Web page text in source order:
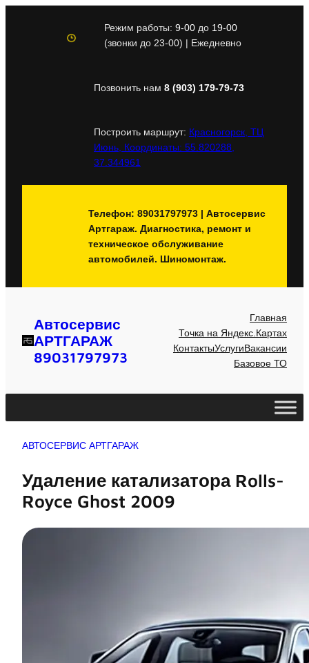
содержимому
Режим работы: 9-00до 19-00
(звонки до 23-00) | Ежедневно
Позвонить нам 8 (903) 179-79-73
Построить маршрут: Красногорск, ТЦ
Июнь, Координаты: 55.820288,
37.344961
Телефон: 89031797973 | Автосервис
Артгараж. Диагностика, ремонт и
техническое обслуживание
автомобилей. Шиномонтаж.
Автосервис
АРТГАРАЖ
89031797973
Главная
Точка на Яндекс.Картах
КонтактыУслугиВакансии
Базовое ТО
АВТОСЕРВИС АРТГАРАЖ
Удаление катализатора Rolls-
Royce Ghost 2009